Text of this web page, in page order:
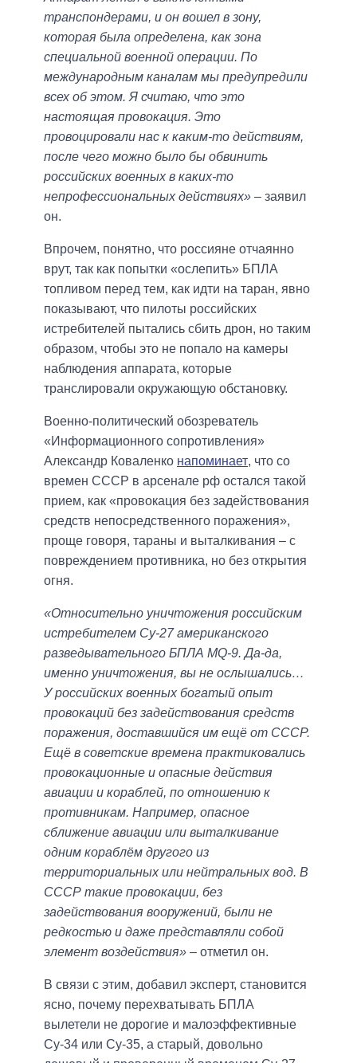
транспондерами, и он вошел в зону,
которая была определена, как зона
специальной военной операции. По
международным каналам мы предупредили
всех об этом. Я считаю, что это
настоящая провокация. Это
провоцировали нас к каким-то действиям,
после чего можно было бы обвинить
российских военных в каких-то
непрофессиональных действиях» – заявил
он.
Впрочем, понятно, что россияне отчаянно
врут, так как попытки «ослепить» БПЛА
топливом перед тем, как идти на таран, явно
показывают, что пилоты российских
истребителей пытались сбить дрон, но таким
образом, чтобы это не попало на камеры
наблюдения аппарата, которые
транслировали окружающую обстановку.
Военно-политический обозреватель
«Информационного сопротивления»
Александр Коваленко напоминает, что со
времен СССР в арсенале рф остался такой
прием, как «провокация без задействования
средств непосредственного поражения»,
проще говоря, тараны и выталкивания – с
повреждением противника, но без открытия
огня.
«Относительно уничтожения российским
истребителем Су-27 американского
разведывательного БПЛА MQ-9. Да-да,
именно уничтожения, вы не ослышались…
У российских военных богатый опыт
провокаций без задействования средств
поражения, доставшийся им ещё от СССР.
Ещё в советские времена практиковались
провокационные и опасные действия
авиации и кораблей, по отношению к
противникам. Например, опасное
сближение авиации или выталкивание
одним кораблём другого из
территориальных или нейтральных вод. В
СССР такие провокации, без
задействования вооружений, были не
редкостью и даже представляли собой
элемент воздействия» – отметил он.
В связи с этим, добавил эксперт, становится
ясно, почему перехватывать БПЛА
вылетели не дорогие и малоэффективные
Су-34 или Су-35, а старый, довольно